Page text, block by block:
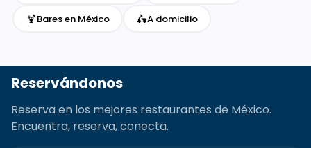
🍹Bares en México 🛵A domicilio
Reservándonos
Reserva en los mejores restaurantes de México.
Encuentra, reserva, conecta.